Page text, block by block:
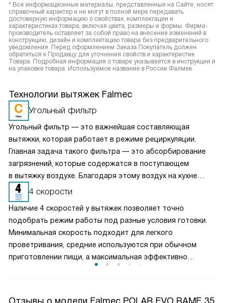
* Все информационные материалы, представленные на Сайте, носят
справочный характер и не могут в полной мере передавать
достоверную информацию о свойствах, комплектации и
характеристиках товара, включая цвета, размеры и формы. Фирма-
производитель оставляет за собой право на внесение изменений в
конструкцию, дизайн и комплектацию товара без предварительного
уведомления. Перед оформлением Заказа Покупатель должен
обратиться к Продавцу для уточнения свойств и характеристик
Товара. Подробная информация о товаре указывается в инструкции и
на упаковке товара. Используемое название в России Фалмек
Технологии вытяжек Falmec
Угольный фильтр
Угольный фильтр — это важнейшая составляющая
вытяжки, которая работает в режиме рециркуляции.
Главная задача такого фильтра — это абсорбирование
загрязнений, которые содержатся в поступающем
в вытяжку воздухе. Благодаря этому воздух на кухне
очищается более качественно. Угольные фильтры
необходимо часто заменять — примерно раз в три-
четыре месяца.
4 скорости
Наличие 4 скоростей у вытяжек позволяет точно
подобрать режим работы под разные условия готовки.
Минимальная скорость подходит для легкого
проветривания, средние используются при обычном
приготовлении пищи, а максимальная эффективно
Отзывы о модели Falmec POLAR EVO RAME 35